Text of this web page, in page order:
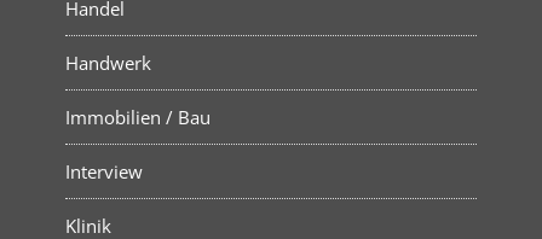
Handel
Handwerk
Immobilien / Bau
Interview
Klinik